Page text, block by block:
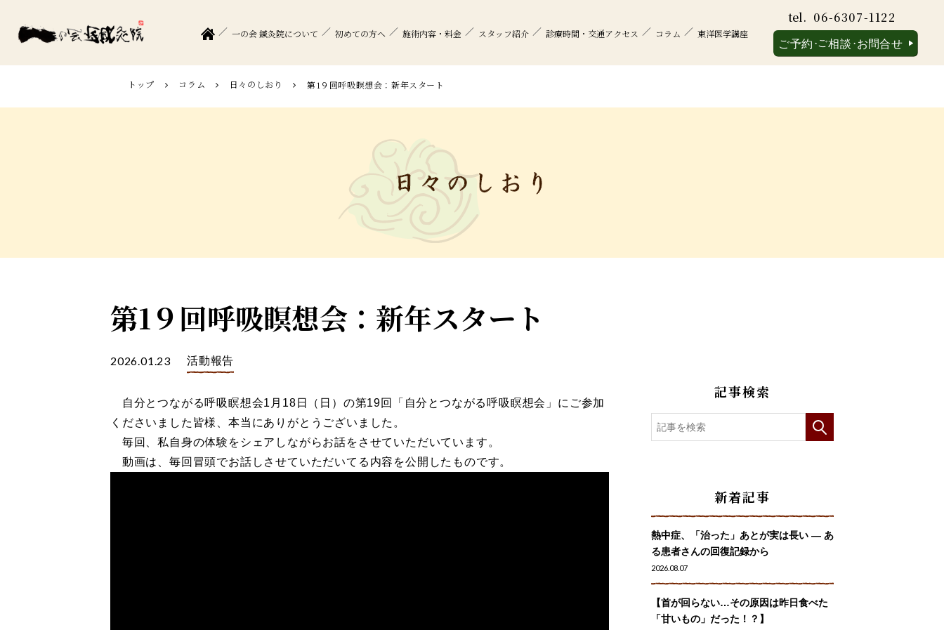
一の会 鍼灸院について 初めての方へ 施術内容・料金 スタッフ紹介 診療時間・交通アクセス コラム 東洋医学講座
tel. 06-6307-1122
トップ コラム 日々のしおり 第1９回呼吸瞑想会：新年スタート
第1９回呼吸瞑想会：新年スタート
2026.01.23 活動報告
自分とつながる呼吸瞑想会1月18日（日）の第19回「自分とつながる呼吸瞑想会」にご参加
くださいました皆様、本当にありがとうございました。
毎回、私自身の体験をシェアしながらお話をさせていただいています。
動画は、毎回冒頭でお話しさせていただいてる内容を公開したものです。
記事検索
新着記事
熱中症、「治った」あとが実は長い ― あ
る患者さんの回復記録から
2026.08.07
【首が回らない…その原因は昨日食べた
「甘いもの」だった！？】